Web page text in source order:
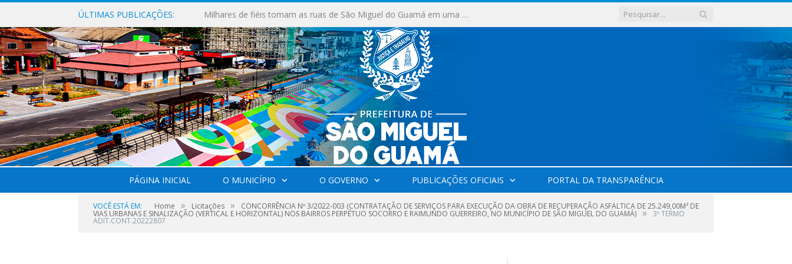
ÚLTIMAS PUBLICAÇÕES: Milhares de fiéis tomam as ruas de São Miguel do Guamá em uma grande celebração de fé na Marcha para Jesus 2026.
PÁGINA INICIAL O MUNICÍPIO O GOVERNO PUBLICAÇÕES OFICIAIS PORTAL DA TRANSPARÊNCIA
VOCÊ ESTÁ EM: Home » Licitações » CONCORRÊNCIA Nº 3/2022-003 (CONTRATAÇÃO DE SERVIÇOS PARA EXECUÇÃO DA OBRA DE RECUPERAÇÃO ASFALTICA DE 25.249,00M² DE
VIAS URBANAS E SINALIZAÇÃO (VERTICAL E HORIZONTAL) NOS BAIRROS PERPÉTUO SOCORRO E RAIMUNDO GUERREIRO, NO MUNICÍPIO DE SÃO MIGUEL DO GUAMÁ) » 3º TERMO
ADIT.CONT.20222807